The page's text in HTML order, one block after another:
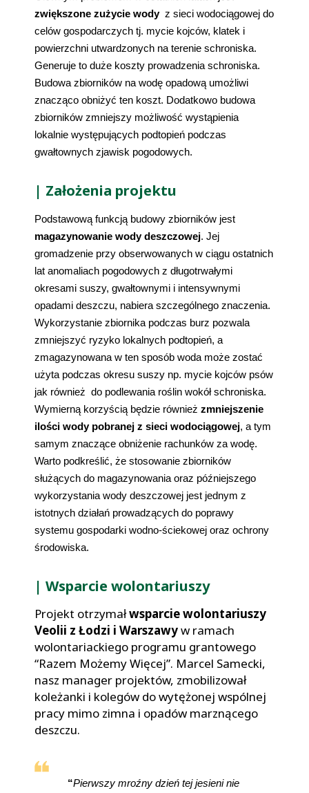
zwiększone zużycie wody z sieci wodociągowej do
celów gospodarczych tj. mycie kojców, klatek i
powierzchni utwardzonych na terenie schroniska.
Generuje to duże koszty prowadzenia schroniska.
Budowa zbiorników na wodę opadową umożliwi
znacząco obniżyć ten koszt. Dodatkowo budowa
zbiorników zmniejszy możliwość wystąpienia
lokalnie występujących podtopień podczas
gwałtownych zjawisk pogodowych.
| Założenia projektu
magazynowanie wody deszczowej. Jej
gromadzenie przy obserwowanych w ciągu ostatnich
lat anomaliach pogodowych z długotrwałymi
okresami suszy, gwałtownymi i intensywnymi
opadami deszczu, nabiera szczególnego znaczenia.
Wykorzystanie zbiornika podczas burz pozwala
zmniejszyć ryzyko lokalnych podtopień, a
zmagazynowana w ten sposób woda może zostać
użyta podczas okresu suszy np. mycie kojców psów
jak również  do podlewania roślin wokół schroniska.
Wymierną korzyścią będzie również zmniejszenie
ilości wody pobranej z sieci wodociągowej, a tym
samym znaczące obniżenie rachunków za wodę.
Warto podkreślić, że stosowanie zbiorników
służących do magazynowania oraz późniejszego
wykorzystania wody deszczowej jest jednym z
istotnych działań prowadzących do poprawy
systemu gospodarki wodno-ściekowej oraz ochrony
środowiska.
| Wsparcie wolontariuszy
Projekt otrzymałwsparcie wolontariuszy
Veolii z Łodzi i Warszawyw ramach
wolontariackiego programu grantowego
“Razem Możemy Więcej”. Marcel Samecki,
nasz manager projektów, zmobilizował
koleżanki i kolegów do wytężonej wspólnej
pracy mimo zimna i opadów marznącego
deszczu.
“Pierwszy mroźny dzień tej jesieni nie